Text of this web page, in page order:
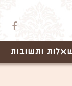
ותשובות